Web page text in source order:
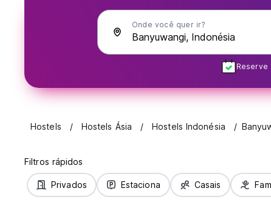
Onde você quer ir?
Reserve
Hostels Hostels Ásia Hostels Indonésia
Filtros rápidos
Privados Estaciona Casais